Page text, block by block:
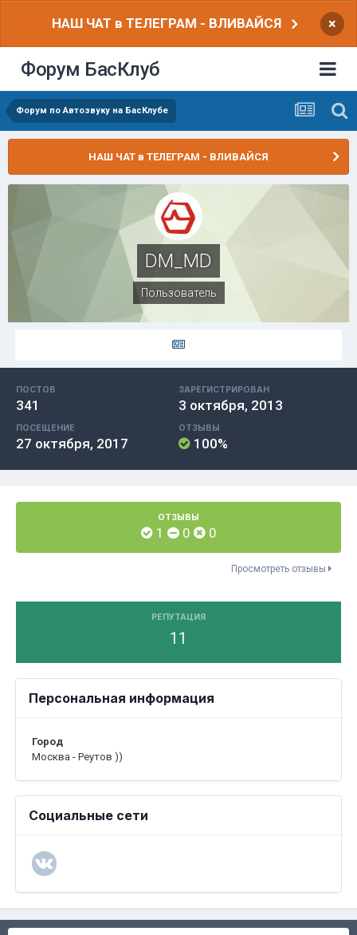
НАШ ЧАТ в ТЕЛЕГРАМ - ВЛИВАЙСЯ ×
Форум БасКлуб
Форум по Автозвуку на БасКлубе
НАШ ЧАТ в ТЕЛЕГРАМ - ВЛИВАЙСЯ
DM_MD
Пользователь
ПОСТОВ
341
ЗАРЕГИСТРИРОВАН
3 октября, 2013
ПОСЕЩЕНИЕ
27 октября, 2017
ОТЗЫВЫ
100%
ОТЗЫВЫ
1 0 0
Просмотреть отзывы
РЕПУТАЦИЯ
11
Персональная информация
Город
Москва - Реутов ))
Социальные сети